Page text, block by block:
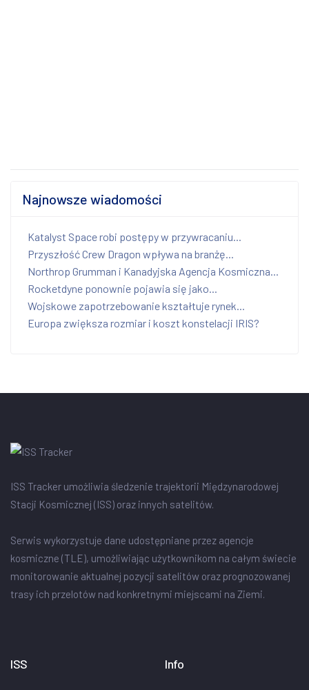
Najnowsze wiadomości
Katalyst Space robi postępy w przywracaniu...
Przyszłość Crew Dragon wpływa na branżę...
Northrop Grumman i Kanadyjska Agencja Kosmiczna...
Rocketdyne ponownie pojawia się jako...
Wojskowe zapotrzebowanie kształtuje rynek...
Europa zwiększa rozmiar i koszt konstelacji IRIS?
ISS Tracker umożliwia śledzenie trajektorii Międzynarodowej
Stacji Kosmicznej (ISS) oraz innych satelitów.
Serwis wykorzystuje dane udostępniane przez agencje
kosmiczne (TLE), umożliwiając użytkownikom na całym świecie
monitorowanie aktualnej pozycji satelitów oraz prognozowanej
trasy ich przelotów nad konkretnymi miejscami na Ziemi.
ISS Info